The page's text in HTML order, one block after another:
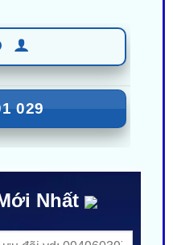
029
Nhất